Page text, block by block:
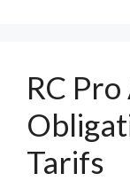
RC
Tarifs